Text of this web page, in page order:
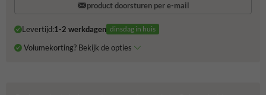
product doorsturen per e-mail
Levertijd:1-2 werkdagen dinsdag in huis
Volumekorting? Bekijk de opties